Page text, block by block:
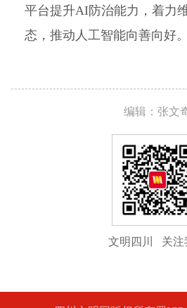
平台提升AI防治能力，着力
态，推动人工智能向善向好。
编辑：张文
文明四川 关注